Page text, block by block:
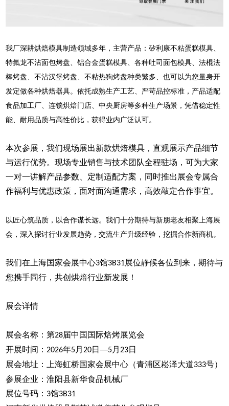
我厂深耕烘焙模具制造领域多年，主营产品：矽利康不粘蛋糕模具、
特氟龙不沾面包烤盘、铝合金蛋糕模具、各种吐司面包模具、法棍法
棒烤盘、不沾汉堡烤盘、不粘热狗烤盘种类繁多、也可以为您量身开
发定做各种烘焙器具。依托成熟生产工艺、严苛品控标准，产品适配
食品加工厂、连锁烘焙门店、中央厨房等多种生产场景，凭借稳定性
能、耐用品质与高性价比，获得业内广泛认可。
本次参展，我们现场展出新款烘焙模具，直观展示产品细节
与运行优势。现场专业销售与技术团队全程驻场，可为大家
一对一讲解产品参数、定制适配方案，同时推出展会专属合
作福利与优惠政策，面对面沟通需求，高效敲定合作事宜。
以匠心筑品质，以合作谋长远。我们十分期待与新朋老友相聚上海展
会，深入探讨行业发展趋势，交流生产升级经验，挖掘合作新商机。
我们在上海国家会展中心3馆3B31展位静候各位到来，期待与
您携手同行，共创烘焙行业新发展！
展会详情
展会名称：第28届中国国际焙烤展览会
开展时间： 2026年5月 20日—5月 23日
展会地址：上海虹桥国家会展中心（青浦区崧泽大道333号）
参展企业：淮阳县新华食品机械厂
展位号码： 3馆3B31